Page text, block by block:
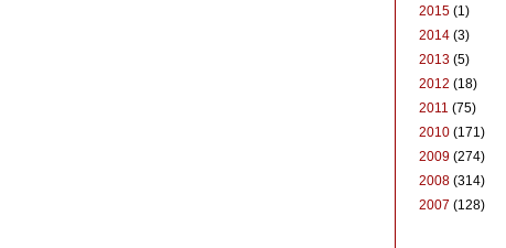
2015 (1)
2014 (3)
2013 (5)
2012 (18)
2011 (75)
2010 (171)
2009 (274)
2008 (314)
2007 (128)